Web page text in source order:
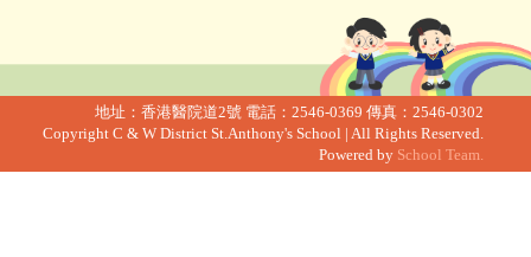
地址：香港醫院道2號 電話：2546-0369 傳真：2546-0302
Copyright C & W District St.Anthony's School | All Rights Reserved.
Powered by School Team.